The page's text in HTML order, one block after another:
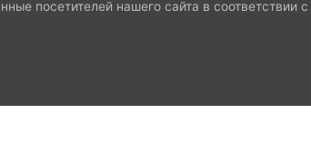
посетителей нашего сайта в соответствии с